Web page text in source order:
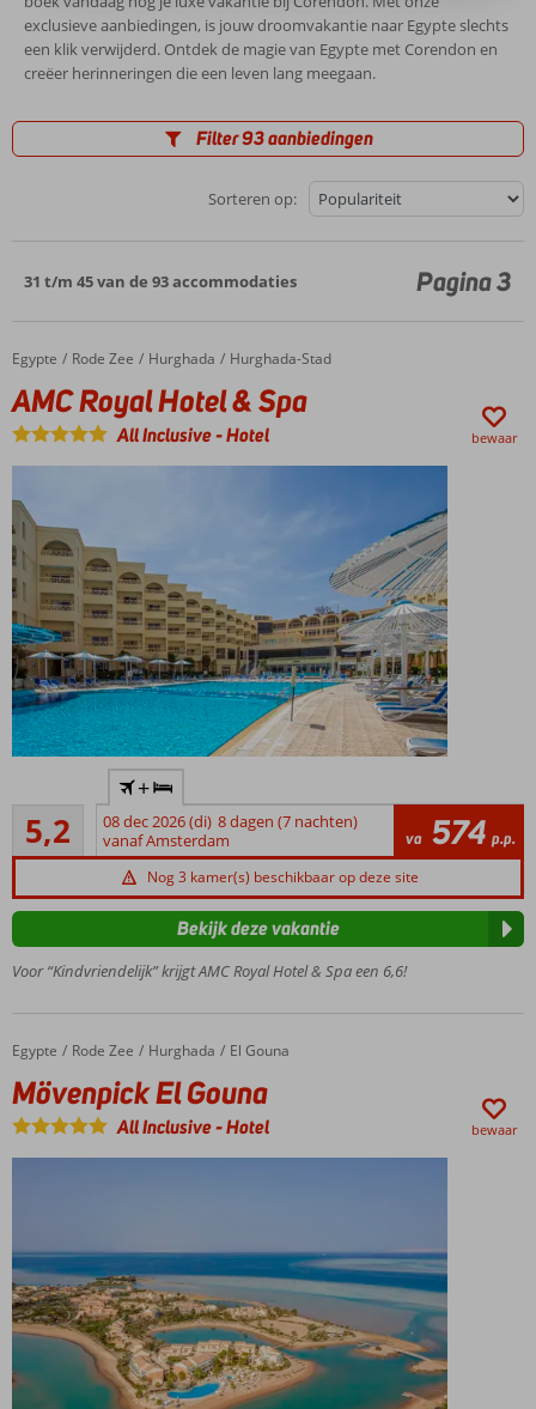
exclusieve aanbiedingen, is jouw droomvakantie naar Egypte slechts
een klik verwijderd. Ontdek de magie van Egypte met Corendon en
creëer herinneringen die een leven lang meegaan.
Filter 93 aanbiedingen
Sorteren op:
31 t/m 45 van de 93 accommodaties Pagina 3
Home
Egypte Rode Zee Hurghada Hurghada-Stad
AMC Royal Hotel & Spa
AMC Royal Hotel & Spa
All Inclusive-Hotel bewaar
Direct aan
zandstrand
3
restaurants
Zwembad
kinderbad
met
wellnessfaciliteiten
Mooie
gerenoveerde
kamers
5,2Voldoende
25
beoordelingen
+
08 dec 2026 (di) 8 dagen (7 nachten)
vanaf Amsterdam
va 574 p.p.
Nog 3 kamer(s) beschikbaar op deze site
Voor “Kindvriendelijk” krijgt AMC Royal Hotel & Spa een 6,6!
Bekijk deze vakantie
Home
Egypte Rode Zee Hurghada El Gouna
Mövenpick El Gouna
Mövenpick El Gouna
All Inclusive-Hotel bewaar